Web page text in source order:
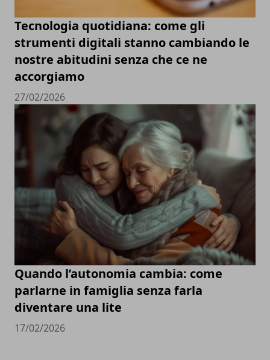
Tecnologia quotidiana: come gli
strumenti digitali stanno cambiando le
nostre abitudini senza che ce ne
accorgiamo
27/02/2026
Quando l’autonomia cambia: come
parlarne in famiglia senza farla
diventare una lite
17/02/2026